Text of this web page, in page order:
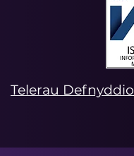
Telerau Defnyddio